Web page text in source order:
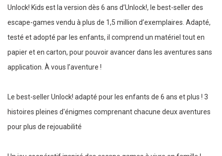
Unlock! Kids est la version dès 6 ans d’Unlock!, le best-seller des
escape-games vendu à plus de 1,5 million d’exemplaires. Adapté,
testé et adopté par les enfants, il comprend un matériel tout en
papier et en carton, pour pouvoir avancer dans les aventures sans
application. À vous l’aventure !
Le best-seller Unlock! adapté pour les enfants de 6 ans et plus ! 3
histoires pleines d'énigmes comprenant chacune deux aventures
pour plus de rejouabilité